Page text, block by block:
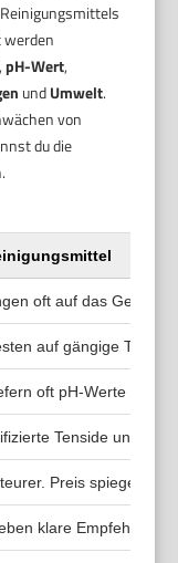
,pH-Wert,
undUmwelt.
von
du die
oft auf das Gerät
auf gängige
oft pH-Werte oder
Tenside und
Preis spiegelt oft
klare